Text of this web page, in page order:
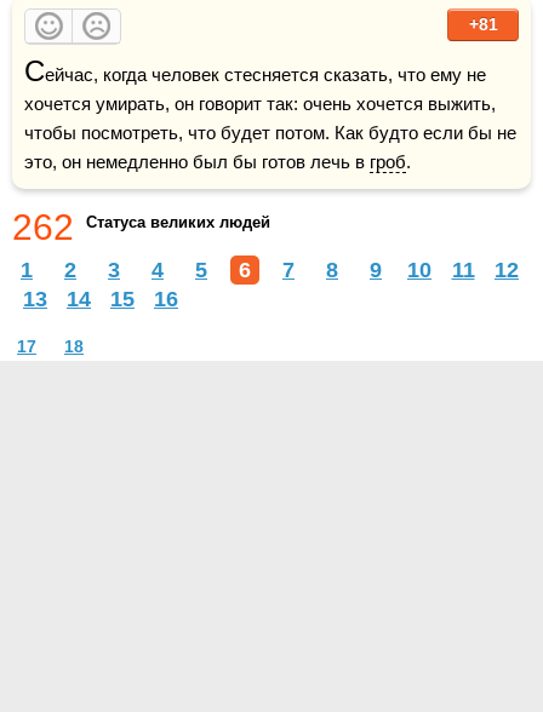
+81
Сейчас, когда человек стесняется сказать, что ему не
хочется умирать, он говорит так: очень хочется выжить,
чтобы посмотреть, что будет потом. Как будто если бы не
это, он немедленно был бы готов лечь в гроб.
262 Статуса великих людей
1 2 3 4 5 6 7 8 9 10 11
12
13
14 15 16
17 18